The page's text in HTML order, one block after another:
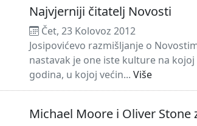
Najvjerniji čitatelj Novosti
Čet, 23 Kolovoz 2012
Josipovićevo razmišljanje o
nastavak je one iste kulture na
godina, u kojoj većin... Više
Michael Moore i Oliver Stone